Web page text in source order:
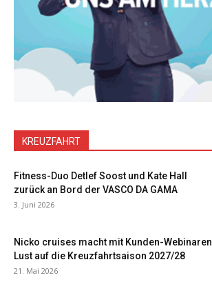
KREUZFAHRT
Fitness-Duo Detlef Soost und Kate Hall
zurück an Bord der VASCO DA GAMA
3. Juni 2026
Nicko cruises macht mit Kunden-Webinaren
Lust auf die Kreuzfahrtsaison 2027/28
21. Mai 2026